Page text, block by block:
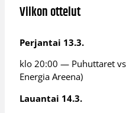
Viikon ottelut
Perjantai 13.3.
klo 20:00 — Puhuttaret vs
Energia Areena)
Lauantai 14.3.